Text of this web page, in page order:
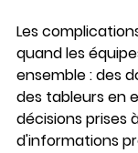
Les
quand les
ensemble : des
des tableurs en
décisions prises
d'informations